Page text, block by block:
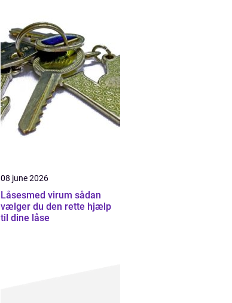
08 june 2026
Låsesmed virum sådan
vælger du den rette hjælp
til dine låse